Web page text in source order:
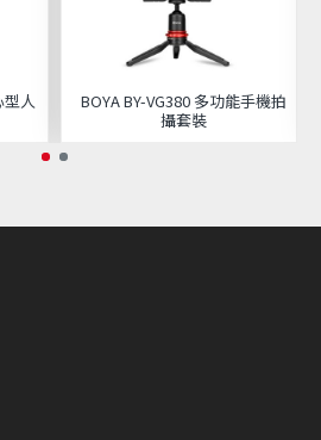
型人
BOYA BY-VG380 多功能手機拍
攝套裝